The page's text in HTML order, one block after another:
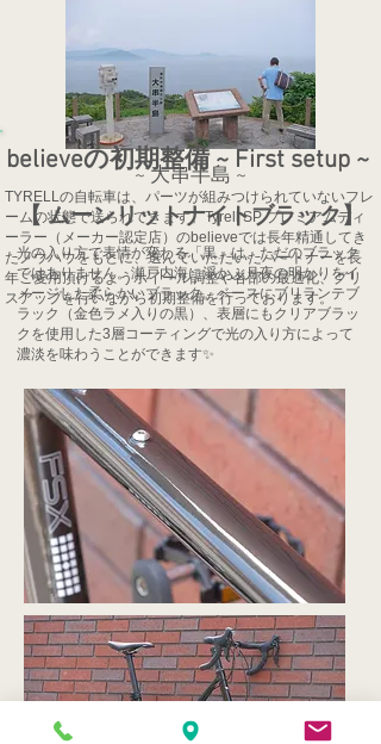
~ 大串半島 ~
【 ムーンリットナイトブラック】
光の入り方で表情が変わる「黒」は、ただのブラック
ではありません。瀬戸内海に浮かぶ月夜の明かりをイ
メージした柔らかいブラック。ベースにブリランテブ
ラック（金色ラメ入りの黒）、表層にもクリアブラッ
クを使用した3層コーティングで光の入り方によって
濃淡を味わうことができます✨
believeの初期整備 ~ First setup ~
TYRELLの自転車は、パーツが組みつけられていないフレ
ームの状態で送られてきます。Tyrell SP プレミアムディ
ーラー（メーカー認定店）のbelieveでは長年精通してき
たノウハウをもとに、選んでいただいたパートナーを長
年ご愛用頂けるようホイール調整や各部の最適化、グリ
スアップを行いながら初期整備を行っております。